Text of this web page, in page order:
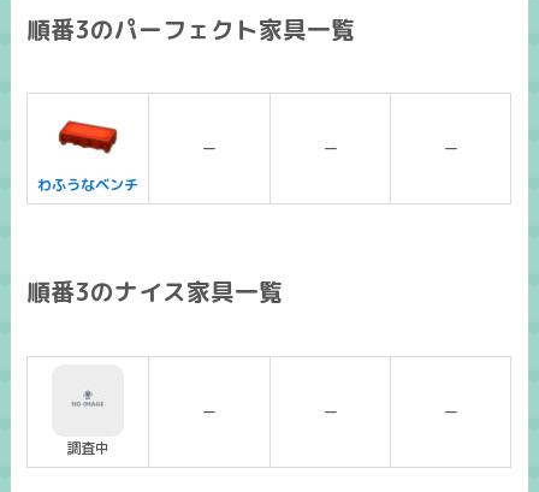
順番3のパーフェクト家具一覧
わふうなベンチ
ー ー ー
順番3のナイス家具一覧
調査中
ー ー ー